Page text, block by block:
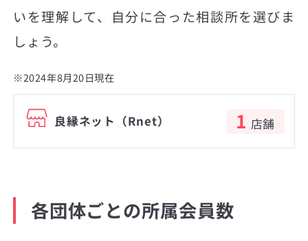
いを理解して、自分に合った相談所を選びま
しょう。
※2024年8月20日現在
良縁ネット（Rnet） 1 店舗
各団体ごとの所属会員数